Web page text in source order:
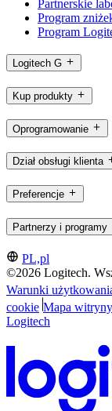
Partnerskie
Program
Program
Logitech G
Kup produkty
Oprogramowanie
Dział obsługi klienta
Preferencje
Partnerzy i programy
PL,pl
©2026 Logitech.
Warunki
cookie Mapa witryny
Logitech